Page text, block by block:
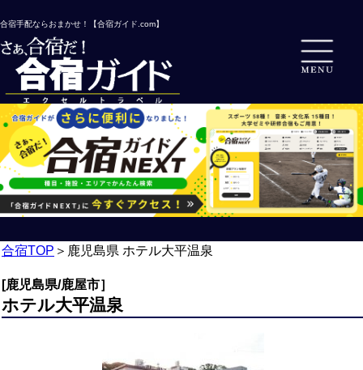
合宿手配ならおまかせ！【合宿ガイド.com】
合宿TOP ＞ 鹿児島県 ホテル大平温泉
[鹿児島県/鹿屋市］
ホテル大平温泉